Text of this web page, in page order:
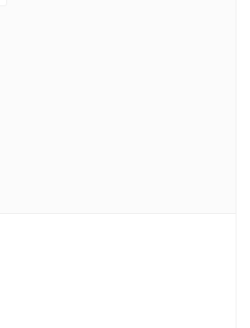
plynu na výrobu tepla o 48 204
emisií škodlivých látok do ovzdušia.
pri , kde je predpoklad zníženia na